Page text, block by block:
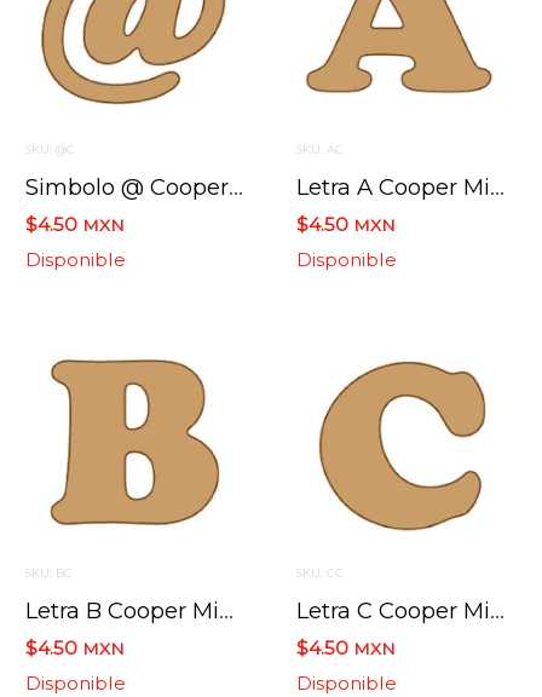
SKU: @C
Simbolo @ Cooper Mini 4 X 6 Cms.
$4.50 MXN
Disponible
SKU: AC
Letra A Cooper Mini 4 X 6 Cms.
$4.50 MXN
Disponible
SKU: BC
Letra B Cooper Mini 4 X 6 Cms.
$4.50 MXN
Disponible
SKU: CC
Letra C Cooper Mini 4 X 6 Cms.
$4.50 MXN
Disponible